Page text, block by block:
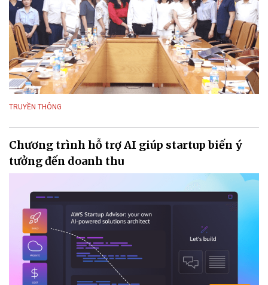
TRUYỀN THÔNG
Chương trình hỗ trợ AI giúp startup biến ý
tưởng đến doanh thu